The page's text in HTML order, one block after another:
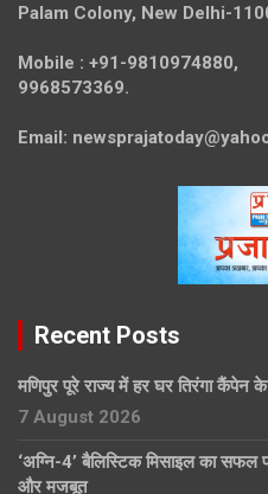
Palam Colony, New Delhi-
Mobile : +91-9810974880,
9968573369.
Email:
Recent Posts
मणिपुर पूरे राज्य में हर घर तिरंगा कैंपेन के
7 August 2026
‘अग्नि-4’ बैलिस्टिक मिसाइल का सफल
और मजबूत